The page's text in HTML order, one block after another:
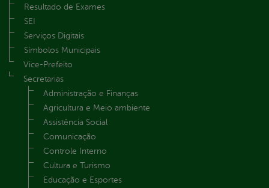
Resultado de Exames
SEI
Serviços Digitais
Símbolos Municipais
Vice-Prefeito
Secretarias
Administração e Finanças
Agricultura e Meio ambiente
Assistência Social
Comunicação
Controle Interno
Cultura e Turismo
Educação e Esportes